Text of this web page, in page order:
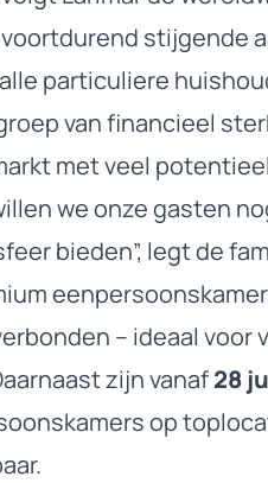
stijgende
particuliere
van financieel
met veel
we onze gasten
bieden”, legt de
– ideaal
zijn vanaf28
op